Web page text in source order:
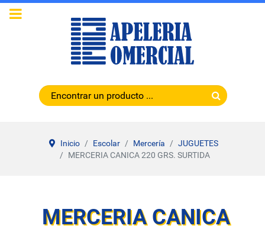
Inicio Escolar Mercería
JUGUETES
MERCERIA CANICA 220 GRS. SURTIDA
MERCERIA CANICA